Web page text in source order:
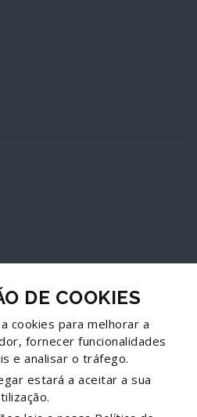
DE COOKIES
cookies para melhorar a
fornecer funcionalidades
e analisar o tráfego.
estará a aceitar a sua